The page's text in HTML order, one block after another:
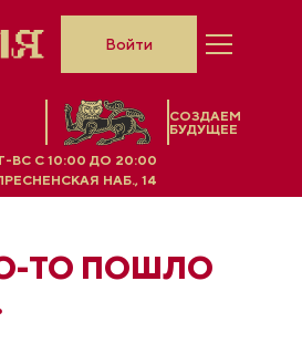
СОЗДАЕМ
БУДУЩЕЕ
ВС C 10:00 ДО 20:00
НАБ., 14
Войти
ТО ПОШЛО